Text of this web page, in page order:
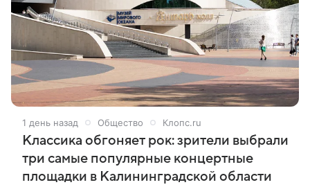
1 день назад Общество Клопс.ru
Классика обгоняет рок: зрители выбрали
три самые популярные концертные
площадки в Калининградской области